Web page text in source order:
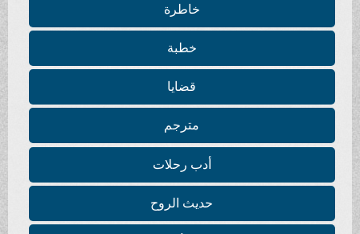
خاطرة
خطبة
قضايا
مترجم
أدب رحلات
حديث الروح